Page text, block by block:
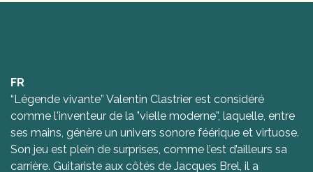
FR
“Légende vivante” Valentin Clastrier est considéré
comme l'inventeur de la "vielle moderne”, laquelle, entre
ses mains, génère un univers sonore féérique et virtuose.
Son jeu est plein de surprises, comme l’est d’ailleurs sa
carrière. Guitariste aux côtés de Jacques Brel, il a